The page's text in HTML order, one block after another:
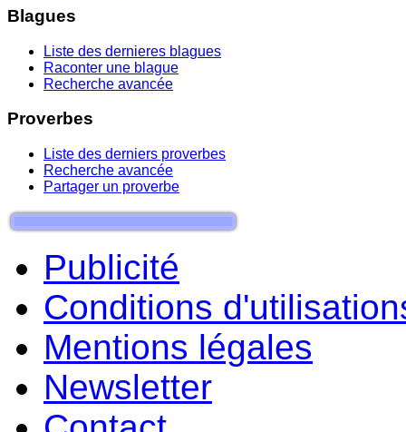
Blagues
Liste des dernieres blagues
Raconter une blague
Recherche avancée
Proverbes
Liste des derniers proverbes
Recherche avancée
Partager un proverbe
Publicité
Conditions
Mentions légales
Newsletter